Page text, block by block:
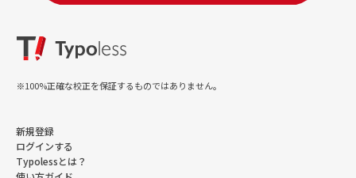
※100%正確な校正を保証するものではありません。
新規登録
ログインする
Typolessとは？